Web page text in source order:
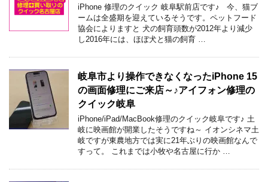
iPhone 修理のクイック 岐阜駅前店です♪ 今、猫ブ
ームは全盛期を迎えているそうです。ペットフード
協会によりますと 犬の飼育頭数が2012年より減少
し2016年には、ほぼ犬と猫の飼育 …
岐阜市より操作できなくなったiPhone 15
の画面修理にご来店～♪アイフォン修理の
クイック岐阜
iPhone/iPad/MacBook修理のクイック岐阜です♪ 土
岐に映画館が開業したそうですね～ イオンシネマ土
岐ですが東農地方では実に21年ぶりの映画館なんで
すって。 これまでは小牧や名古屋に行か …